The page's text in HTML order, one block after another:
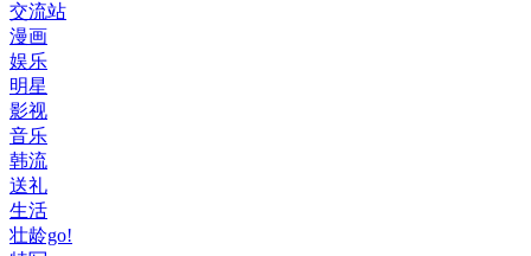
交流站
漫画
娱乐
明星
影视
音乐
韩流
送礼
生活
壮龄go!